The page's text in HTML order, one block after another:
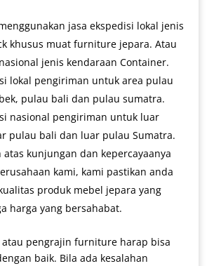
jasa ekspedisi lokal jenis
khusus muat furniture jepara. Atau
jenis kendaraan Container.
lokal pengiriman untuk area pulau
pulau bali dan pulau sumatra.
nasional pengiriman untuk luar
pulau bali dan luar pulau Sumatra.
atas kunjungan dan kepercayaanya
kami, kami pastikan anda
produk mebel jepara yang
harga yang bersahabat.
atau pengrajin furniture harap bisa
baik. Bila ada kesalahan